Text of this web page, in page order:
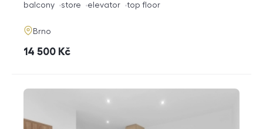
funkce
balcony store elevator top floor
adresa
Brno
cena
14 500 Kč